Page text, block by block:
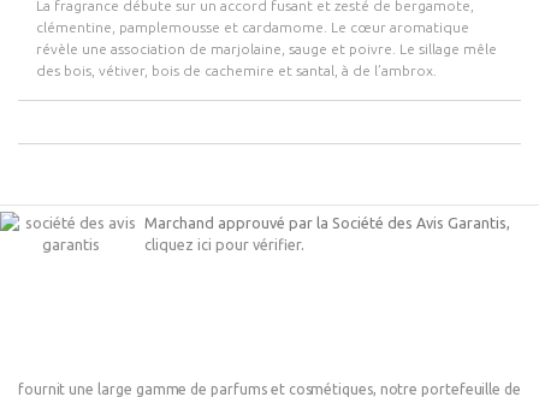
La fragrance débute sur un accord fusant et zesté de bergamote,
clémentine, pamplemousse et cardamome. Le cœur aromatique
révèle une association de marjolaine, sauge et poivre. Le sillage mêle
des bois, vétiver, bois de cachemire et santal, à de l’ambrox.
Marchand approuvé par la Société des Avis Garantis,
cliquez ici pour vérifier.
fournit une large gamme de parfums et cosmétiques, notre portefeuille de